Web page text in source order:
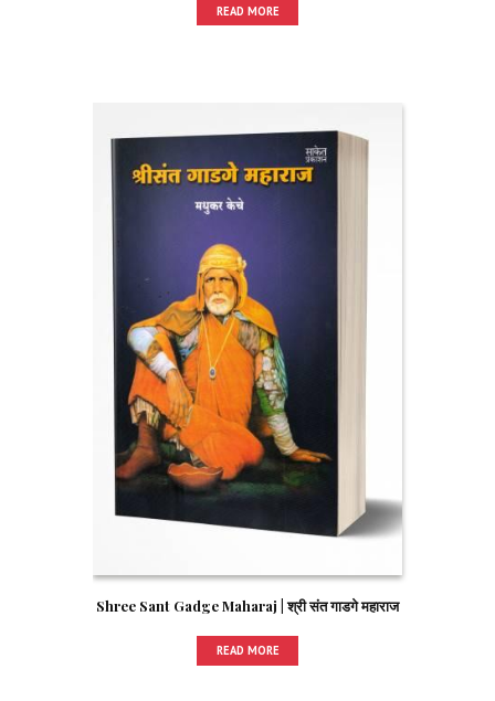
READ MORE
Shree Sant Gadge Maharaj | श्री संत गाडगे महाराज
READ MORE